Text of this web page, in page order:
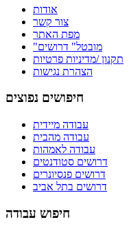
אודות
צור קשר
מפת האתר
"מובטל" דרושים
תקנון /מדיניות פרטיות
הצהרת נגישות
חיפושים נפוצים
עבודה מיידית
עבודה מהבית
עבודה לאמהות
דרושים סטודנטים
דרושים פנסיונרים
דרושים בתל אביב
חיפוש עבודה